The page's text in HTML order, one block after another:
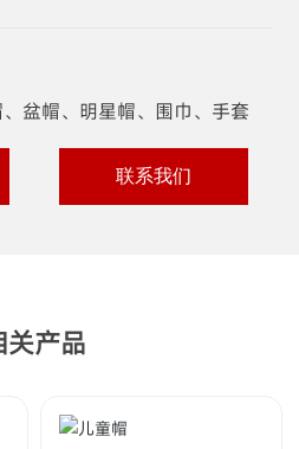
盆帽、明星帽、围巾、手套
联系我们
关产品